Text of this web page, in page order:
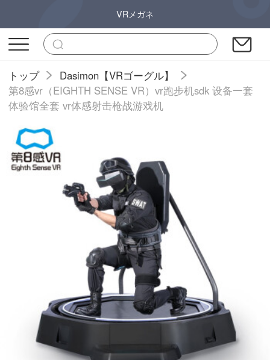
VRメガネ
トップ
Dasimon【VRゴーグル】
第8感vr（EIGHTH SENSE VR）vr跑步机sdk 设备一套
体验馆全套 vr体感射击枪战游戏机